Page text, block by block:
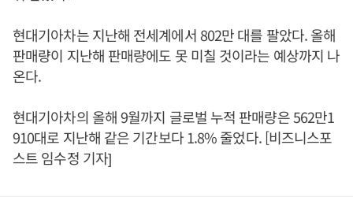
현대기아차는 지난해 전세계에서 802만 대를 팔았다. 올해
판매량이 지난해 판매량에도 못 미칠 것이라는 예상까지 나
온다.
현대기아차의 올해 9월까지 글로벌 누적 판매량은 562만1
910대로 지난해 같은 기간보다 1.8% 줄었다. [비즈니스포
스트 임수정 기자]